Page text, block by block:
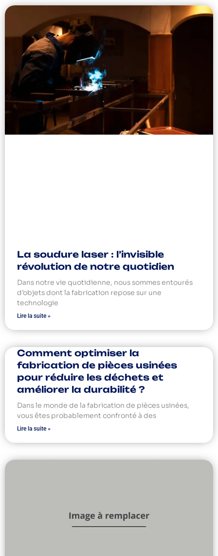
La soudure laser : l’invisible
révolution de notre quotidien
Dans notre vie quotidienne, nous sommes entourés
d’objets dont la fabrication repose sur une
technologie
Lire la suite »
Comment optimiser la
fabrication de pièces usinées
pour réduire les déchets et
améliorer la durabilité ?
Dans le monde de la fabrication de pièces usinées,
vous êtes probablement confronté à des
Lire la suite »